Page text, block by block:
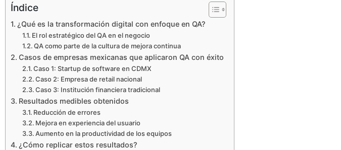
Índice
¿Qué es la transformación digital con enfoque en QA?
El rol estratégico del QA en el negocio
QA como parte de la cultura de mejora continua
Casos de empresas mexicanas que aplicaron QA con éxito
Caso 1: Startup de software en CDMX
Caso 2: Empresa de retail nacional
Caso 3: Institución financiera tradicional
Resultados medibles obtenidos
Reducción de errores
Mejora en experiencia del usuario
Aumento en la productividad de los equipos
¿Cómo replicar estos resultados?